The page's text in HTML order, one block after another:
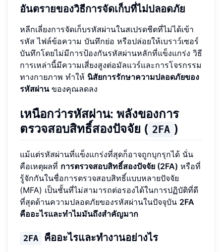
อันตรายของวิธีการจัดเก็บที่ไม่ปลอดภัย
หลีกเลี่ยงการจัดเก็บรหัสผ่านในสเปรดชีตที่ไม่ได้เข้า
รหัส ไฟล์ข้อความ บันทึกย่อ หรือปล่อยให้เบราว์เซอร์
บันทึกโดยไม่มีการป้องกันรหัสผ่านหลักที่แข็งแกร่ง วิธี
การเหล่านี้มีความเสี่ยงสูงต่อมัลแวร์และการโจรกรรม
ทางกายภาพ ทำให้ นิสัยการรักษาความปลอดภัยของ
รหัสผ่านของคุณลดลง
เหนือกว่ารหัสผ่าน: พลังของการ
ตรวจสอบสิทธิ์สองปัจจัย ( 2FA )
แม้แต่รหัสผ่านที่แข็งแกร่งที่สุดก็อาจถูกบุกรุกได้ นั่น
คือเหตุผลที่ การตรวจสอบสิทธิ์สองปัจจัย (2FA) หรือที่
รู้จักกันในชื่อการตรวจสอบสิทธิ์แบบหลายปัจจัย
(MFA) เป็นชั้นที่ไม่สามารถต่อรองได้ในการปฏิบัติที่ดี
ที่สุดด้านความปลอดภัยของรหัสผ่านในปัจจุบัน 2FA
คืออะไรและทำไมมันถึงสำคัญมาก
2FA คืออะไรและทำงานอย่างไร